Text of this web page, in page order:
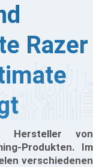
Razer
Hersteller von
Produkten. Im
verschiedenen